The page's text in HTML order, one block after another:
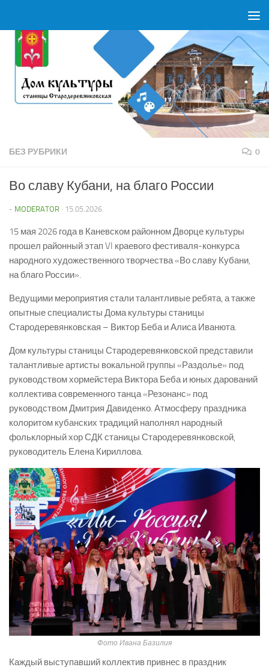
БЕЗ РУБРИКИ 0
Во славу Кубани, на благо России
- MODERATOR · 15.05.2026
15 мая 2026 года в Каневском районном Дворце культуры
прошел районный этап VI краевого фестиваля-конкурса
народного художественного творчества «Во славу Кубани,
на благо России».
Ведущими мероприятия стали талантливые ребята, а также
опытные специалисты Дома культуры станицы
Стародеревянковская – Виктор Беба и Алиса Иванюта.
Дом культуры станицы Стародеревянковской представили
талантливые артисты вокальной группы «Раздолье» под
руководством хормейстера Виктора Беба и юных дарований
коллектива современного танца «Резонанс» под
руководством Дмитрия Давиденко. Атмосферу праздника
колоритом кубанских традиций наполнял народный
фольклорный хор СДК станицы Стародеревянковской,
руководитель Елена Кириллова.
Фото Ивана Базилия
Каждый выступавший коллектив привнес в праздник